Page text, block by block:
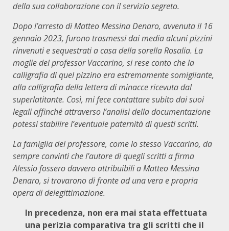
della sua collaborazione con il servizio segreto.
Dopo l’arresto di Matteo Messina Denaro, avvenuta il 16
gennaio 2023, furono trasmessi dai media alcuni pizzini
rinvenuti e sequestrati a casa della sorella Rosalia. La
moglie del professor Vaccarino, si rese conto che la
calligrafia di quel pizzino era estremamente somigliante,
alla calligrafia della lettera di minacce ricevuta dal
superlatitante. Così, mi fece contattare subito dai suoi
legali affinché attraverso l’analisi della documentazione
potessi stabilire l’eventuale paternità di questi scritti.
La famiglia del professore, come lo stesso Vaccarino, da
sempre convinti che l’autore di quegli scritti a firma
Alessio fossero davvero attribuibili a Matteo Messina
Denaro, si trovarono di fronte ad una vera e propria
opera di delegittimazione.
In precedenza, non era mai stata effettuata
una perizia comparativa tra gli scritti che il